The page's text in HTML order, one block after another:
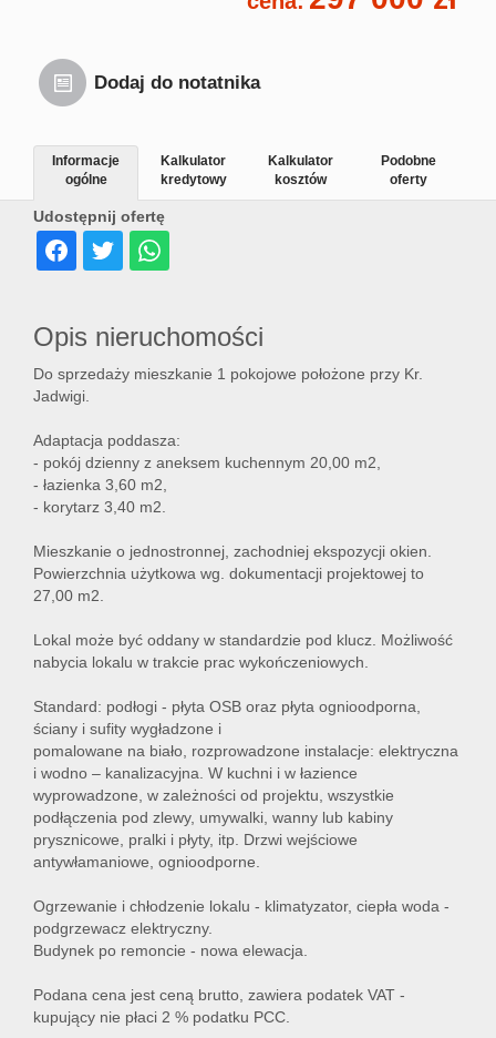
Dodaj do notatnika
Udostępnij ofertę
Informacje
ogólne
Kalkulator
kredytowy
Kalkulator
kosztów
Podobne
oferty
Opis nieruchomości
Do sprzedaży mieszkanie 1 pokojowe położone przy Kr.
Jadwigi.
Adaptacja poddasza:
- pokój dzienny z aneksem kuchennym 20,00 m2,
- łazienka 3,60 m2,
- korytarz 3,40 m2.
Mieszkanie o jednostronnej, zachodniej ekspozycji okien.
Powierzchnia użytkowa wg. dokumentacji projektowej to
27,00 m2.
Lokal może być oddany w standardzie pod klucz. Możliwość
nabycia lokalu w trakcie prac wykończeniowych.
Standard: podłogi - płyta OSB oraz płyta ognioodporna,
ściany i sufity wygładzone i
pomalowane na biało, rozprowadzone instalacje: elektryczna
i wodno – kanalizacyjna. W kuchni i w łazience
wyprowadzone, w zależności od projektu, wszystkie
podłączenia pod zlewy, umywalki, wanny lub kabiny
prysznicowe, pralki i płyty, itp. Drzwi wejściowe
antywłamaniowe, ognioodporne.
Ogrzewanie i chłodzenie lokalu - klimatyzator, ciepła woda -
podgrzewacz elektryczny.
Budynek po remoncie - nowa elewacja.
Podana cena jest ceną brutto, zawiera podatek VAT -
kupujący nie płaci 2 % podatku PCC.